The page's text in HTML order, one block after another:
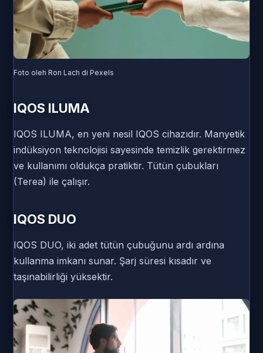
Foto oleh Ron Lach di Pexels
IQOS ILUMA
IQOS ILUMA, en yeni nesil IQOS cihazıdır. Manyetik
indüksiyon teknolojisi sayesinde temizlik gerektirmez
ve kullanımı oldukça pratiktir. Tütün çubukları
(Terea) ile çalışır.
IQOS DUO
IQOS DUO, iki adet tütün çubuğunu ardı ardına
kullanma imkanı sunar. Şarj süresi kısadır ve
taşınabilirliği yüksektir.